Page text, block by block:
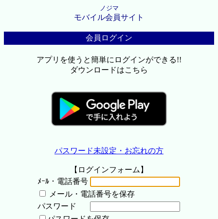
ノジマ
モバイル会員サイト
会員ログイン
アプリを使うと簡単にログインができる!!
ダウンロードはこちら
パスワード未設定・お忘れの方
【ログインフォーム】
ﾒｰﾙ・電話番号
メール・電話番号を保存
パスワード